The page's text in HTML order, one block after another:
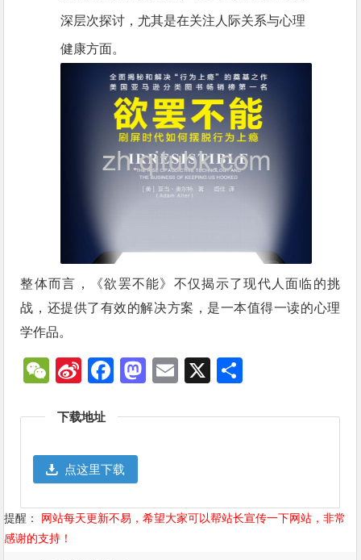
深层次探讨，尤其是在关注人际关系与心理
健康方面。
整体而言，《欲罢不能》不仅揭示了现代人面临的挑
战，还提供了有效的解决方案，是一本值得一读的心理
学作品。
WeChat
SinaFacebook
Mastodon
Email
X
下载地址
点这里下载
提醒：
网站每天更新不易，希望大家可以帮站长宣传一下网站，非常
感谢的支持！